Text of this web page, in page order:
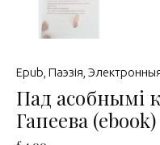
Epub Паэзія Электронныя
Пад асобнымі
Гапеева (ebook)